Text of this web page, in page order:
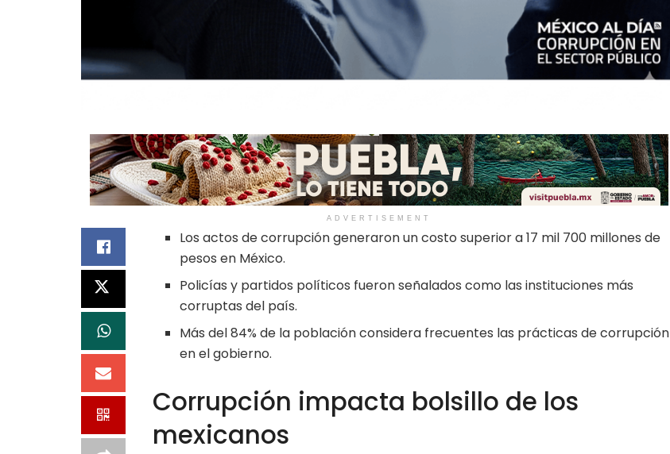
ADVERTISEMENT
Los actos de corrupción generaron un costo superior a 17 mil 700 millones de
pesos en México.
Policías y partidos políticos fueron señalados como las instituciones más
corruptas del país.
Más del 84% de la población considera frecuentes las prácticas de corrupción
en el gobierno.
Corrupción impacta bolsillo de los
mexicanos